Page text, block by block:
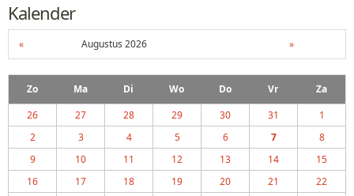
Kalender
« Augustus 2026 »
Zo Ma Di Wo Do Vr
Za
26
27 28 29 30 31
1
2
3 4 5 6 7
8
9
10 11 12 13 14
15
16
17 18 19 20 21
22